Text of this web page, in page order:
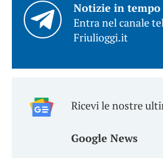
Notizie in tempo
Entra nel canale
Friulioggi.it
Ricevi le nostre
Google News